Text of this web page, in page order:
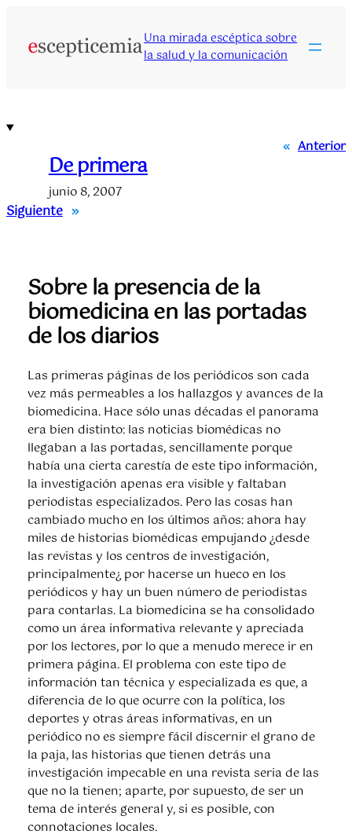
contenido
Una mirada escéptica sobre
la salud y la comunicación
« Anterior
De primera
junio 8, 2007
Siguiente »
Sobre la presencia de la
biomedicina en las portadas
de los diarios
Las primeras páginas de los periódicos son cada
vez más permeables a los hallazgos y avances de la
biomedicina. Hace sólo unas décadas el panorama
era bien distinto: las noticias biomédicas no
llegaban a las portadas, sencillamente porque
había una cierta carestía de este tipo información,
la investigación apenas era visible y faltaban
periodistas especializados. Pero las cosas han
cambiado mucho en los últimos años: ahora hay
miles de historias biomédicas empujando ¿desde
las revistas y los centros de investigación,
principalmente¿ por hacerse un hueco en los
periódicos y hay un buen número de periodistas
para contarlas. La biomedicina se ha consolidado
como un área informativa relevante y apreciada
por los lectores, por lo que a menudo merece ir en
primera página. El problema con este tipo de
información tan técnica y especializada es que, a
diferencia de lo que ocurre con la política, los
deportes y otras áreas informativas, en un
periódico no es siempre fácil discernir el grano de
la paja, las historias que tienen detrás una
investigación impecable en una revista seria de las
que no la tienen; aparte, por supuesto, de ser un
tema de interés general y, si es posible, con
connotaciones locales.